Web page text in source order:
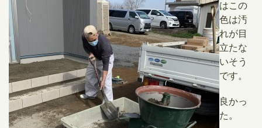
はこの
色は汚
れが目
立たな
いそう
です。
良かっ
た。